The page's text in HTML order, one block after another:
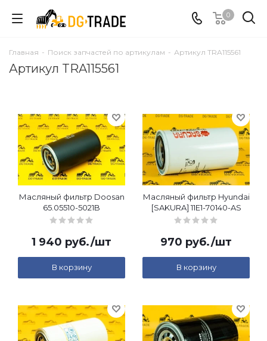
0
Главная - Поиск запчастей по артикулам - Артикул TRA115561
Артикул TRA115561
Масляный фильтр Doosan
65.05510-5021B
1 940 руб./шт
В корзину
Масляный фильтр Hyundai
[SAKURA] 11E1-70140-AS
970 руб./шт
В корзину